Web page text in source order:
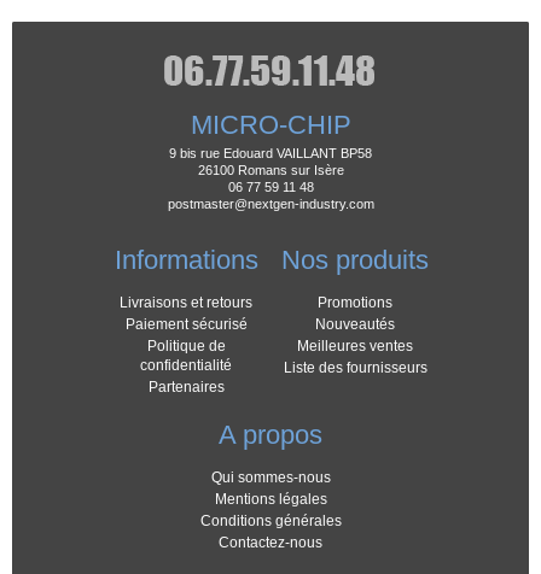
MICRO-CHIP
9 bis rue Edouard VAILLANT BP58
26100 Romans sur Isère
06 77 59 11 48
postmaster@nextgen-industry.com
Informations
Livraisons et retours
Paiement sécurisé
Politique de
confidentialité
Partenaires
Nos produits
Promotions
Nouveautés
Meilleures ventes
Liste des fournisseurs
A propos
Qui sommes-nous
Mentions légales
Conditions générales
Contactez-nous